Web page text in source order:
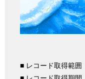
■ レコード取得範囲